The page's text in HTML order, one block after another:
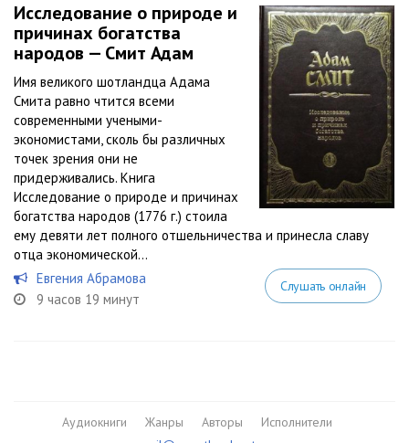
Исследование о природе и
причинах богатства
народов — Смит Адам
Имя великого шотландца Адама
Смита равно чтится всеми
современными учеными-
экономистами, сколь бы различных
точек зрения они не
придерживались. Книга
Исследование о природе и причинах
богатства народов (1776 г.) стоила
ему девяти лет полного отшельничества и принесла славу
отца экономической...
Евгения Абрамова
9 часов 19 минут
Слушать онлайн
Аудиокниги Жанры Авторы
Исполнители